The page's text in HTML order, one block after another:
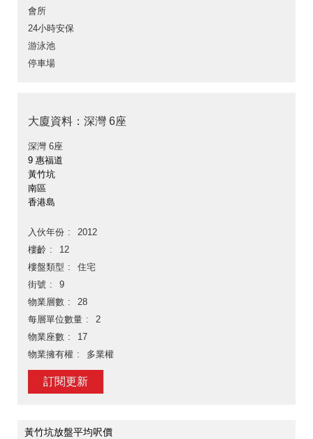
會所
24小時安保
游泳池
停車場
大廈資料：深灣 6座
深灣 6座
9 惠福道
黃竹坑
南區
香港島
入伙年份
2012
樓齡
12
樓盤類型
住宅
街號
9
物業層數
28
每層單位數量
2
物業座數
17
物業擁有權
多業權
訂閱更新
黃竹坑放盤平均呎價